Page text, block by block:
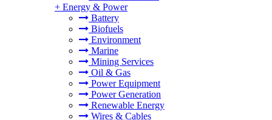
+ Energy & Power
Battery
Biofuels
Environment
Marine
Mining Services
Oil & Gas
Power Equipment
Power Generation
Renewable Energy
Wires & Cables